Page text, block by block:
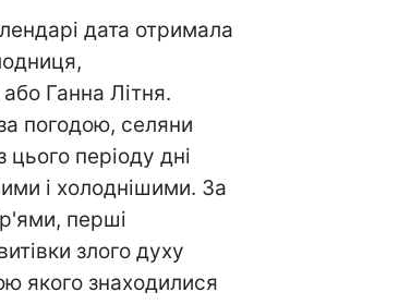
дата отримала
Ганна Літня.
погодою, селяни
цього періоду дні
і холоднішими. За
перші
злого духу
якого знаходилися